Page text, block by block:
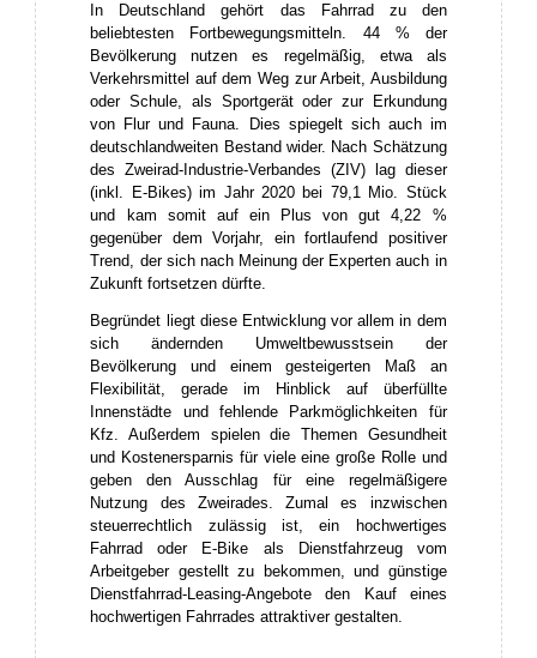
In Deutschland gehört das Fahrrad zu den
beliebtesten Fortbewegungsmitteln. 44 % der
Bevölkerung nutzen es regelmäßig, etwa als
Verkehrsmittel auf dem Weg zur Arbeit, Ausbildung
oder Schule, als Sportgerät oder zur Erkundung
von Flur und Fauna. Dies spiegelt sich auch im
deutschlandweiten Bestand wider. Nach Schätzung
des Zweirad-Industrie-Verbandes (ZIV) lag dieser
(inkl. E-Bikes) im Jahr 2020 bei 79,1 Mio. Stück
und kam somit auf ein Plus von gut 4,22 %
gegenüber dem Vorjahr, ein fortlaufend positiver
Trend, der sich nach Meinung der Experten auch in
Zukunft fortsetzen dürfte.
Begründet liegt diese Entwicklung vor allem in dem
sich ändernden Umweltbewusstsein der
Bevölkerung und einem gesteigerten Maß an
Flexibilität, gerade im Hinblick auf überfüllte
Innenstädte und fehlende Parkmöglichkeiten für
Kfz. Außerdem spielen die Themen Gesundheit
und Kostenersparnis für viele eine große Rolle und
geben den Ausschlag für eine regelmäßigere
Nutzung des Zweirades. Zumal es inzwischen
steuerrechtlich zulässig ist, ein hochwertiges
Fahrrad oder E-Bike als Dienstfahrzeug vom
Arbeitgeber gestellt zu bekommen, und günstige
Dienstfahrrad-Leasing-Angebote den Kauf eines
hochwertigen Fahrrades attraktiver gestalten.